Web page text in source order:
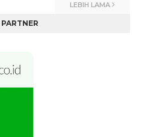
LEBIH LAMA